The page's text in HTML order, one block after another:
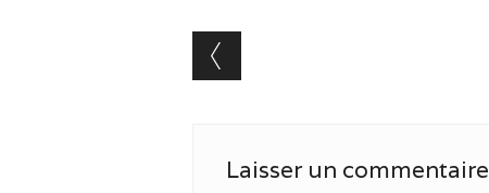
Post navigation
Laisser un commentaire